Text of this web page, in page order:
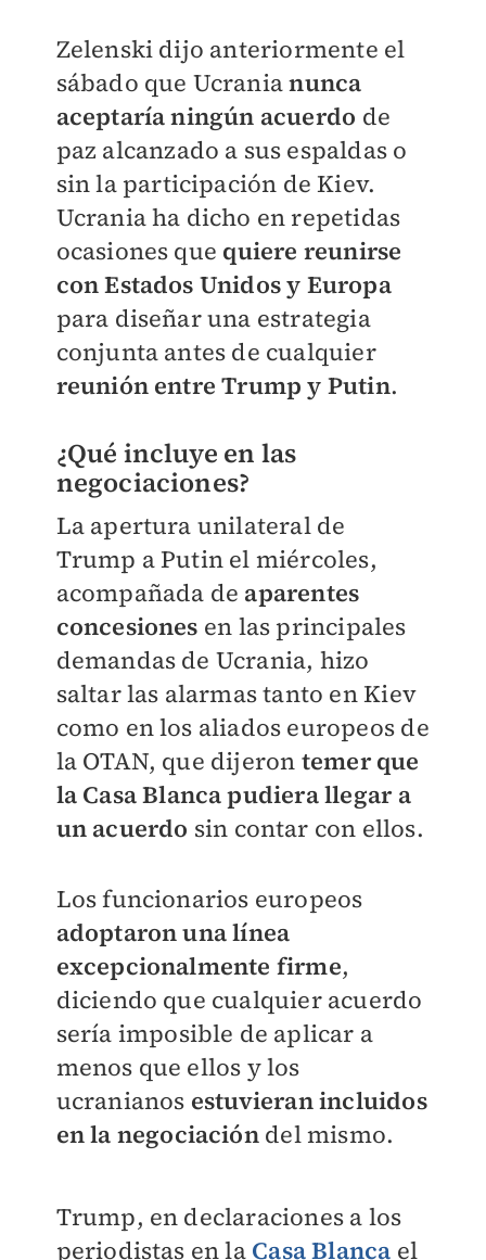
Zelenski dijo anteriormente el
sábado que Ucranianunca
aceptaría ningún acuerdo de
paz alcanzado a sus espaldas o
sin la participación de Kiev.
Ucrania ha dicho en repetidas
ocasiones que quiere reunirse
con Estados Unidos y Europa
para diseñar una estrategia
conjunta antes de cualquier
reunión entre Trump y Putin.
¿Qué incluye en las
negociaciones?
La apertura unilateral de
Trump a Putin el miércoles,
acompañada de aparentes
concesiones en las principales
demandas de Ucrania, hizo
saltar las alarmas tanto en Kiev
como en los aliados europeos de
la OTAN, que dijeron temer que
la Casa Blanca pudiera llegar a
un acuerdo sin contar con ellos.
Los funcionarios europeos
adoptaron una línea
excepcionalmente firme,
diciendo que cualquier acuerdo
sería imposible de aplicar a
menos que ellos y los
ucranianos estuvieran incluidos
en la negociacióndel mismo.
Trump, en declaraciones a los
periodistas en la Casa Blanca el